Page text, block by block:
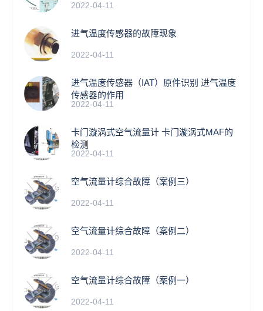
2022-04-11
进气温度传感器的故障现象
2022-04-11
进气温度传感器（IAT）原件识别 进气温度
传感器的作用
2022-04-11
卡门漩涡式空气流量计 卡门漩涡式MAF的
检测
2022-04-11
空气流量计综合故障（案例三）
2022-04-11
空气流量计综合故障（案例二）
2022-04-11
空气流量计综合故障（案例一）
2022-04-11